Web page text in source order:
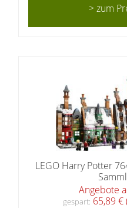
> zum
LEGO Harry Potter
Angebote
gespart: 65,89 €